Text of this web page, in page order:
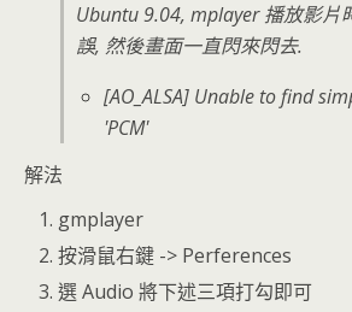
Ubuntu 9.04, mplayer 播放影片
誤, 然後畫面一直閃來閃去.
[AO_ALSA] Unable to find
'PCM'
解法
gmplayer
按滑鼠右鍵 -> Perferences
選 Audio 將下述三項打勾即可